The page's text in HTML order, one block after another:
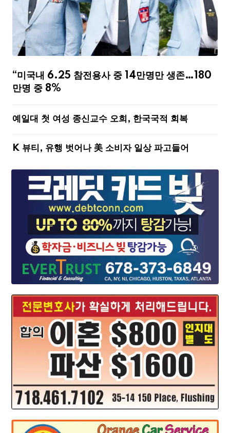
“미국내 6.25 참전용사 중 14만명만 생존…180
만명 중 8%
예일대 첫 여성 종신교수 오희, 한국국적 회복
K 뷰티, 유행 벗어나 美 소비자 일상 파고들어